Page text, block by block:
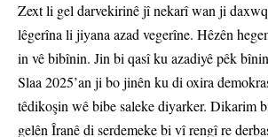
Zext li gel darvekirinê jî nekarî wan ji
lêgerîna li jiyana azad vegerîne. Hêzên
in vê bibînin. Jin bi qasî ku azadiyê pêk
Slaa 2025’an ji bo jinên ku di oxira
têdikoşin wê bibe saleke diyarker. Dikarim
gelên Îranê di serdemeke bi vî rengî re